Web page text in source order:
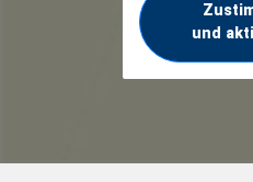
und